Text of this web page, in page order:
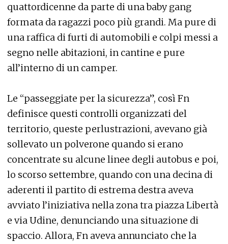
quattordicenne da parte di una baby gang
formata da ragazzi poco più grandi. Ma pure di
una raffica di furti di automobili e colpi messi a
segno nelle abitazioni, in cantine e pure
all’interno di un camper.
Le “passeggiate per la sicurezza”, così Fn
definisce questi controlli organizzati del
territorio, queste perlustrazioni, avevano già
sollevato un polverone quando si erano
concentrate su alcune linee degli autobus e poi,
lo scorso settembre, quando con una decina di
aderenti il partito di estrema destra aveva
avviato l’iniziativa nella zona tra piazza Libertà
e via Udine, denunciando una situazione di
spaccio. Allora, Fn aveva annunciato che la